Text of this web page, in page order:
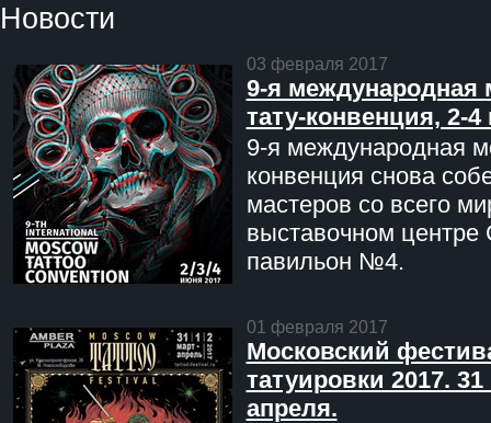
Новости
03 февраля 2017
9-я международная
тату-конвенция, 2-
9-я международная
конвенция снова
мастеров со всего
выставочном центре
павильон №4.
01 февраля 2017
Московский
татуировки 2017. 31
апреля.